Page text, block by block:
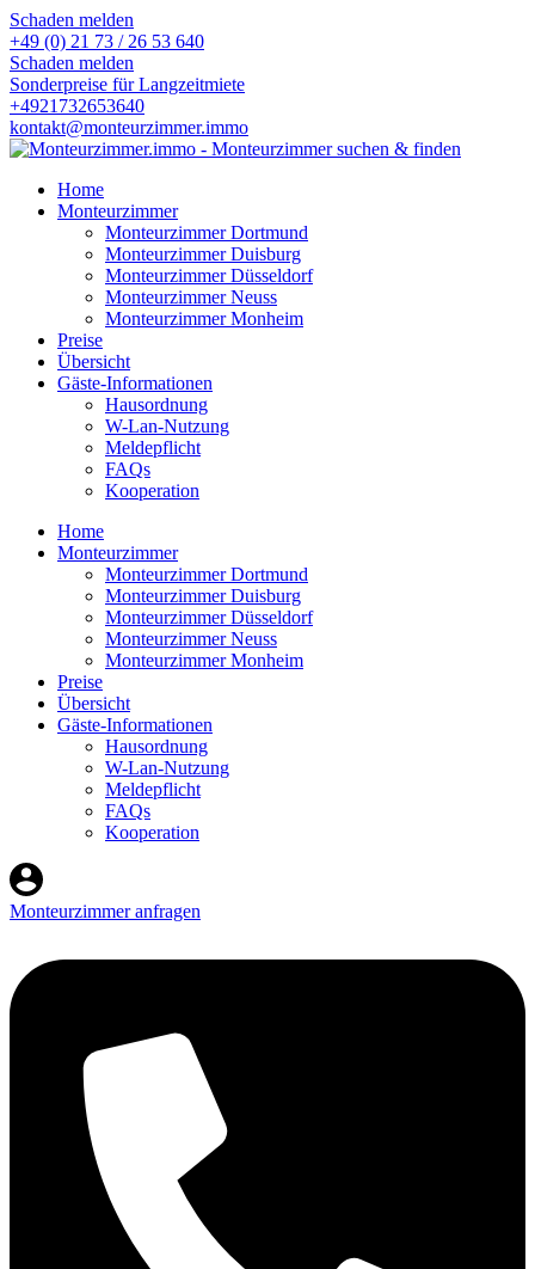
Schaden melden
+49 (0) 21 73 / 26 53 640
Schaden melden
Sonderpreise für Langzeitmiete
+4921732653640
kontakt@monteurzimmer.immo
Home
Monteurzimmer
Monteurzimmer Dortmund
Monteurzimmer Duisburg
Monteurzimmer Düsseldorf
Monteurzimmer Neuss
Monteurzimmer Monheim
Preise
Übersicht
Gäste-Informationen
Hausordnung
W-Lan-Nutzung
Meldepflicht
FAQs
Kooperation
Home
Monteurzimmer
Monteurzimmer Dortmund
Monteurzimmer Duisburg
Monteurzimmer Düsseldorf
Monteurzimmer Neuss
Monteurzimmer Monheim
Preise
Übersicht
Gäste-Informationen
Hausordnung
W-Lan-Nutzung
Meldepflicht
FAQs
Kooperation
Monteurzimmer anfragen